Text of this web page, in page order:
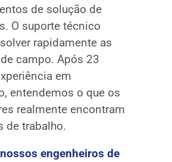
de solução de
O suporte técnico
rapidamente as
campo. Após 23
em
entendemos o que os
realmente encontram
de trabalho.
engenheiros de